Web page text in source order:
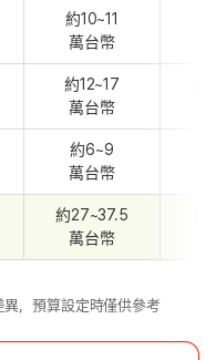
約10~11
萬台幣
約12~17
萬台幣
約6~9
萬台幣
約27~37.5
萬台幣
，預算設定時僅供參考